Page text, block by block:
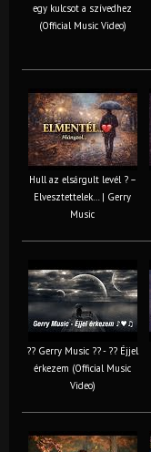
egy kulcsot a szívedhez
(Official Music Video)
Hull az elsárgult levél ? –
Elvesztettelek… | Gerry
Music
?? Gerry Music ?? - ?? Éjjel
érkezem (Official Music
Video)